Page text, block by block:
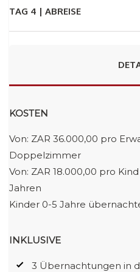
TAG 4 | ABREISE
KOSTEN
Von: ZAR 36.000,00 pro
Doppelzimmer
Von: ZAR 18.000,00 pro
Jahren
Kinder 0-5 Jahre
INKLUSIVE
3 Übernachtungen in